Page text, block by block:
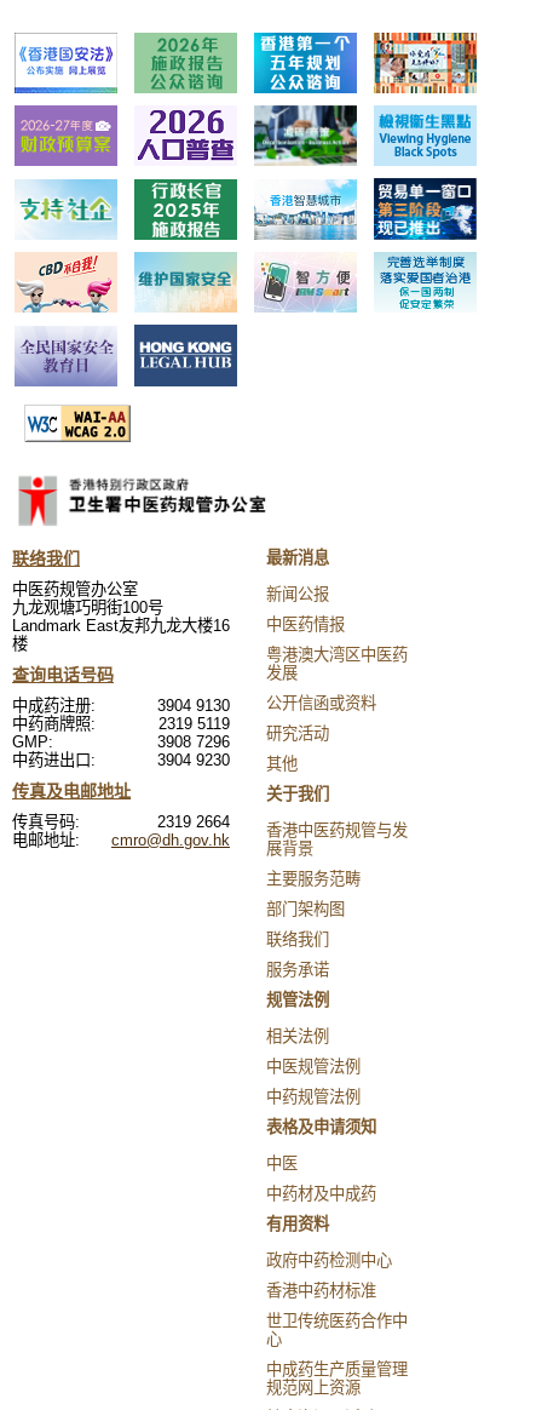
联络我们
中医药规管办公室
九龙观塘巧明街100号
Landmark East友邦九龙大楼16
楼
查询电话号码
中成药注册:
3904 9130
中药商牌照:
2319 5119
GMP:
3908 7296
中药进出口:
3904 9230
传真及电邮地址
传真号码:
2319 2664
电邮地址:
cmro@dh.gov.hk
最新消息
新闻公报
中医药情报
粤港澳大湾区中医药
发展
公开信函或资料
研究活动
其他
关于我们
香港中医药规管与发
展背景
主要服务范畴
部门架构图
联络我们
服务承诺
规管法例
相关法例
中医规管法例
中药规管法例
表格及申请须知
中医
中药材及中成药
有用资料
政府中药检测中心
香港中药材标准
世卫传统医药合作中
心
中成药生产质量管理
规范网上资源